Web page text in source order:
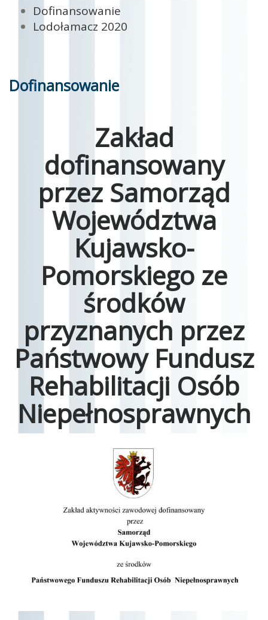
Dofinansowanie
Lodołamacz 2020
Dofinansowanie
Zakład
dofinansowany
przez Samorząd
Województwa
Kujawsko-
Pomorskiego ze
środków
przyznanych przez
Państwowy Fundusz
Rehabilitacji Osób
Niepełnosprawnych